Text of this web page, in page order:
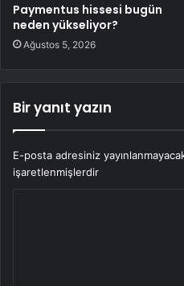
Paymentus hissesi bugün
neden yükseliyor?
Ağustos 5, 2026
Bir yanıt yazın
E-posta adresiniz
işaretlenmişlerdir